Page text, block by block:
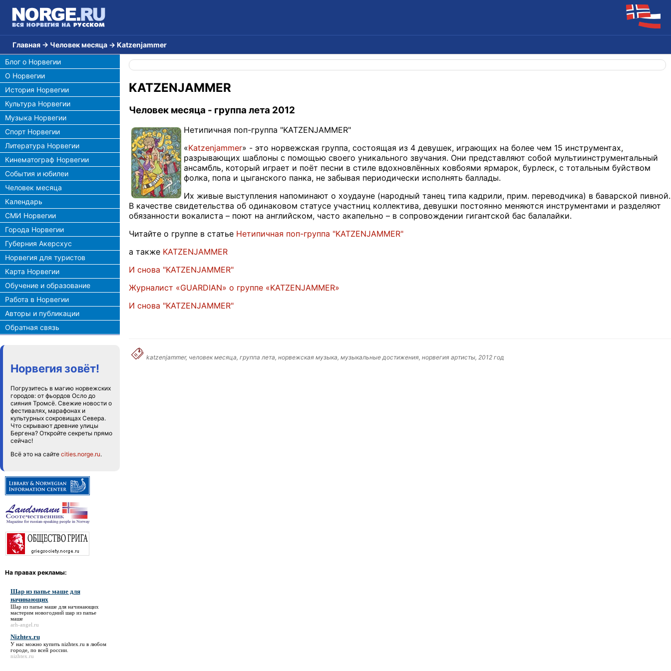
Главная → Человек месяца → Katzenjammer
Блог о Норвегии
О Норвегии
История Норвегии
Культура Норвегии
Музыка Норвегии
Спорт Норвегии
Литература Норвегии
Кинематограф Норвегии
События и юбилеи
Человек месяца
Календарь
СМИ Норвегии
Города Норвегии
Губерния Акерсхус
Норвегия для туристов
Карта Норвегии
Обучение и образование
Работа в Норвегии
Авторы и публикации
Обратная связь
Норвегия зовёт!
Погрузитесь в магию норвежских
городов: от фьордов Осло до
сияния Тромсё. Свежие новости о
фестивалях, марафонах и
культурных сокровищах Севера.
Что скрывают древние улицы
Бергена? Откройте секреты прямо
сейчас!
Всё это на сайте cities.norge.ru.
На правах рекламы:
Шар из папье маше для
начинающих
Шар из папье маше для начинающих
мастерим новогодний шар из папье
маше
arh-angel.ru
Nizhtex.ru
У нас можно купить nizhtex.ru в любом
городе, по всей россии.
nizhtex.ru
KATZENJAMMER
Человек месяца - группа лета 2012
Нетипичная поп-группа "KATZENJAMMER"
«Katzenjammer» - это норвежская группа, состоящая из 4 девушек, играющих на более чем 15 инструментах,
разрывающих шаблоны с помощью своего уникального звучания. Они представляют собой мультиинструментальный
ансамбль, который играет и поёт песни в стиле вдохновлённых ковбоями ярмарок, бурлеск, с тотальным буйством
фолка, попа и цыганского панка, не забывая периодически исполнять баллады.
Их живые выступления напоминают о хоудауне (народный танец типа кадрили, прим. переводчика) в баварской пивной.
В качестве свидетельства об одинаковом статусе участниц коллектива, девушки постоянно меняются инструментами и разделяют
обязанности вокалиста – поют на английском, часто акапельно – в сопровождении гигантской бас балалайки.
Читайте о группе в статье Нетипичная поп-группа "KATZENJAMMER"
а также KATZENJAMMER
И снова "KATZENJAMMER"
Журналист «GUARDIAN» о группе «KATZENJAMMER»
И снова "KATZENJAMMER"
katzenjammer, человек месяца, группа лета, норвежская музыка, музыкальные достижения, норвегия артисты, 2012 год